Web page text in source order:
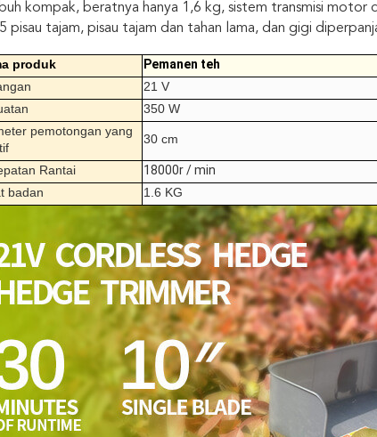
kompak, beratnya hanya 1,6 kg, sistem transmisi
pisau tajam, pisau tajam dan tahan lama, dan gigi
produk
Pemanen teh
21 V
350 W
pemotongan yang
30 cm
Rantai
18000r / min
badan
1.6 KG